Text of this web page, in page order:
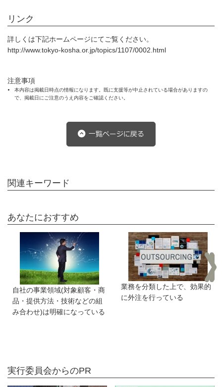
リンク
詳しくは下記ホームページにてご覧ください。
http://www.tokyo-kosha.or.jp/topics/1107/0002.html
注意事項
本内容は掲載日時点の情報になります。既に支援等が中止されている場合がありますの
で、掲載日にご注意のうえ内容をご確認ください。
関連キーワード
あなたにおすすめ
自社の事業領域(対象顧客・商
品・提供方法・技術などの組
み合わせ)は明確になっている
業務を分類した上で、効果的
に外注を行っている
実行委員会からのPR